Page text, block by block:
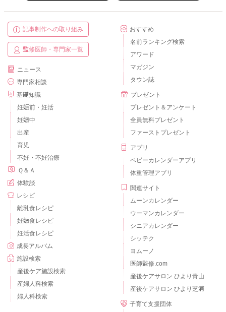
記事制作への取り組み
監修医師・専門家一覧
ニュース
専門家相談
基礎知識
妊娠前・妊活
妊娠中
出産
育児
不妊・不妊治療
Ｑ＆Ａ
体験談
レシピ
離乳食レシピ
妊娠食レシピ
妊活食レシピ
成長アルバム
施設検索
産後ケア施設検索
産婦人科検索
婦人科検索
おすすめ
名前ランキング検索
アワード
マガジン
タウン誌
プレゼント
プレゼント＆アンケート
全員無料プレゼント
ファーストプレゼント
アプリ
ベビーカレンダーアプリ
体重管理アプリ
関連サイト
ムーンカレンダー
ウーマンカレンダー
シニアカレンダー
シッテク
ヨムーノ
医師監修.com
産後ケアサロン ひより青山
産後ケアサロン ひより芝浦
子育て支援団体